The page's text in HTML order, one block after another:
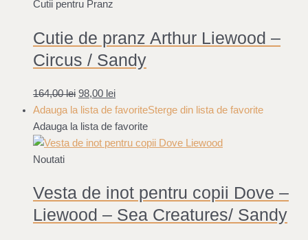
Cutii pentru Pranz
Cutie de pranz Arthur Liewood –
Circus / Sandy
164,00lei 98,00 lei
Adauga la lista de favoriteSterge din lista de favorite
Adauga la lista de favorite
Noutati
Vesta de inot pentru copii Dove –
Liewood – Sea Creatures/ Sandy